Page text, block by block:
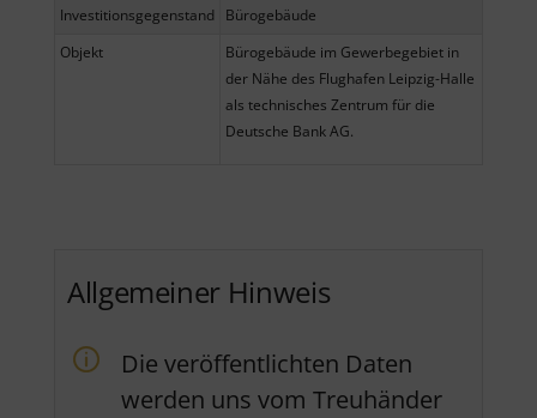
Investitionsgegenstand
Bürogebäude
Objekt
Bürogebäude im Gewerbegebiet in
der Nähe des Flughafen Leipzig-Halle
als technisches Zentrum für die
Deutsche Bank AG.
Allgemeiner Hinweis
Die veröffentlichten Daten
werden uns vom Treuhänder